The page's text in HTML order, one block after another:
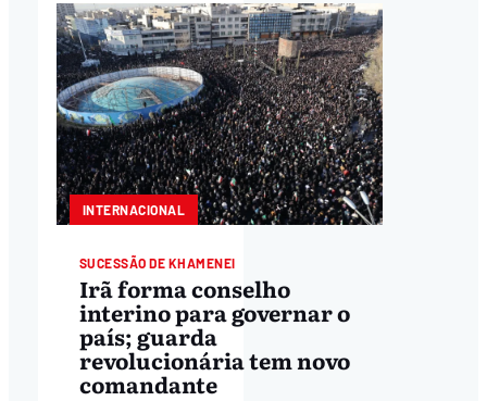
INTERNACIONAL
SUCESSÃO DE KHAMENEI
Irã forma conselho
interino para governar o
país; guarda
revolucionária tem novo
comandante